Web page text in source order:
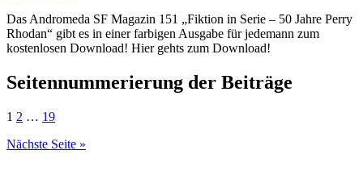
Das Andromeda SF Magazin 151 „Fiktion in Serie – 50 Jahre Perry
Rhodan“ gibt es in einer farbigen Ausgabe für jedemann zum
kostenlosen Download! Hier gehts zum Download!
Seitennummerierung der Beiträge
1 2 … 19
Nächste Seite »